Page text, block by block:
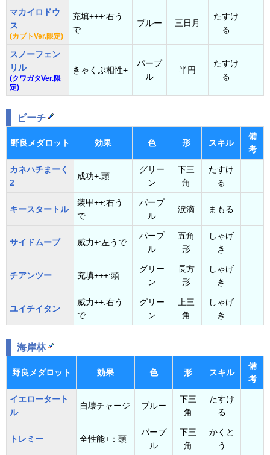
マカイロドウ
ス
(カブトVer.限定)
充填+++:右う
で
ブルー 三日月
たすけ
る
スノーフェン
リル
(クワガタVer.限
定)
きゃくぶ相性+
パープ
ル
半円
たすけ
る
ビーチ
野良メダロット 効果 色 形 スキル
備
考
カネハチまーく
2
成功+:頭
グリー
ン
下三
角
たすけ
る
キースタートル
装甲++:右う
で
パープ
ル
涙滴 まもる
サイドムーブ 威力+:左うで
パープ
ル
五角
形
しゃげ
き
チアンツー 充填+++:頭
グリー
ン
長方
形
しゃげ
き
ユイチイタン
威力++:右う
で
グリー
ン
上三
角
しゃげ
き
海岸林
野良メダロット 効果 色 形 スキル
備
考
イエロータート
ル
自壊チャージ ブルー
下三
角
たすけ
る
トレミー 全性能+：頭
パープ
ル
下三
角
かくと
う